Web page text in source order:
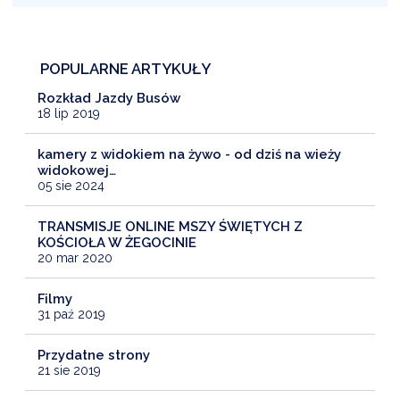
POPULARNE ARTYKUŁY
Rozkład Jazdy Busów
18 lip 2019
kamery z widokiem na żywo - od dziś na wieży
widokowej…
05 sie 2024
TRANSMISJE ONLINE MSZY ŚWIĘTYCH Z
KOŚCIOŁA W ŻEGOCINIE
20 mar 2020
Filmy
31 paź 2019
Przydatne strony
21 sie 2019